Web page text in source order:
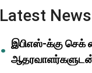
Latest News
இபிஎஸ்-க்கு